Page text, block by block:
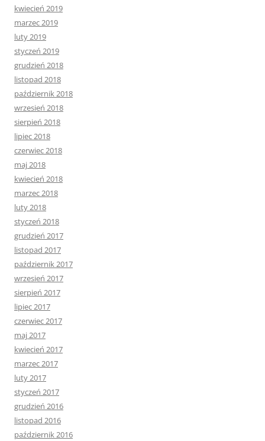
kwiecień 2019
marzec 2019
luty 2019
styczeń 2019
grudzień 2018
listopad 2018
październik 2018
wrzesień 2018
sierpień 2018
lipiec 2018
czerwiec 2018
maj 2018
kwiecień 2018
marzec 2018
luty 2018
styczeń 2018
grudzień 2017
listopad 2017
październik 2017
wrzesień 2017
sierpień 2017
lipiec 2017
czerwiec 2017
maj 2017
kwiecień 2017
marzec 2017
luty 2017
styczeń 2017
grudzień 2016
listopad 2016
październik 2016